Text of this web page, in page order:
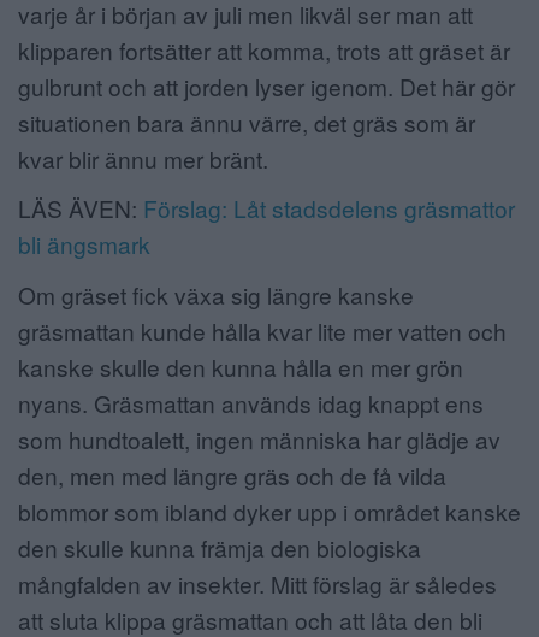
varje år i början av juli men likväl ser man att
klipparen fortsätter att komma, trots att gräset är
gulbrunt och att jorden lyser igenom. Det här gör
situationen bara ännu värre, det gräs som är
kvar blir ännu mer bränt.
LÄS ÄVEN: Förslag: Låt stadsdelens gräsmattor
bli ängsmark
Om gräset fick växa sig längre kanske
gräsmattan kunde hålla kvar lite mer vatten och
kanske skulle den kunna hålla en mer grön
nyans. Gräsmattan används idag knappt ens
som hundtoalett, ingen människa har glädje av
den, men med längre gräs och de få vilda
blommor som ibland dyker upp i området kanske
den skulle kunna främja den biologiska
mångfalden av insekter. Mitt förslag är således
att sluta klippa gräsmattan och att låta den bli